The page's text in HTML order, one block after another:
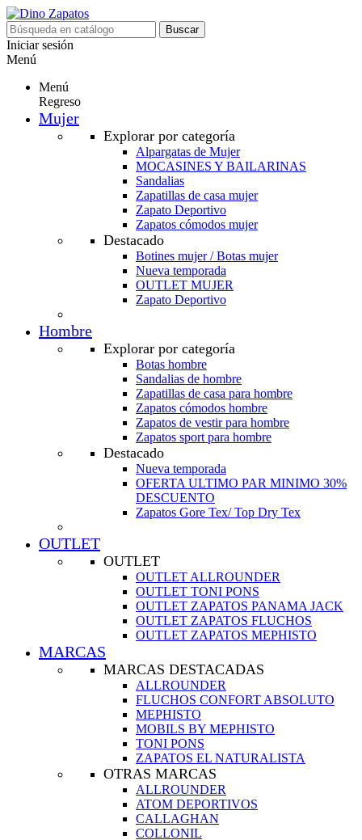
Buscar
Iniciar sesión
Menú
Menú
Regreso
Mujer
Explorar por categoría
Alpargatas de Mujer
MOCASINES Y BAILARINAS
Sandalias
Zapatillas de casa mujer
Zapato Deportivo
Zapatos cómodos mujer
Destacado
Botines mujer / Botas mujer
Nueva temporada
OUTLET MUJER
Zapato Deportivo
Hombre
Explorar por categoría
Botas hombre
Sandalias de hombre
Zapatillas de casa para hombre
Zapatos cómodos hombre
Zapatos de vestir para hombre
Zapatos sport para hombre
Destacado
Nueva temporada
OFERTA ULTIMO PAR MINIMO 30%
DESCUENTO
Zapatos Gore Tex/ Top Dry Tex
OUTLET
OUTLET
OUTLET ALLROUNDER
OUTLET TONI PONS
OUTLET ZAPATOS PANAMA JACK
OUTLET ZAPATOS FLUCHOS
OUTLET ZAPATOS MEPHISTO
MARCAS
MARCAS DESTACADAS
ALLROUNDER
FLUCHOS CONFORT ABSOLUTO
MEPHISTO
MOBILS BY MEPHISTO
TONI PONS
ZAPATOS EL NATURALISTA
OTRAS MARCAS
ALLROUNDER
ATOM DEPORTIVOS
CALLAGHAN
COLLONIL